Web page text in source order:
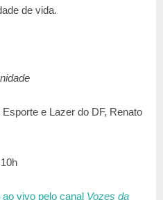
de vida.
e Lazer do DF, Renato
vivo pelo canal Vozes da